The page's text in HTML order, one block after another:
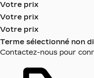
Votre prix
Votre prix
Votre prix
Terme sélectionné non
Contactez-nous pour